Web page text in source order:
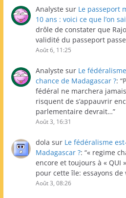
Analyste sur Le passeport
10 ans : voici ce que l’on
drôle de constater que
validité du passeport
Août 6, 11:25
Analyste sur Le
chance de Madagascar ?: “
fédéral ne marchera
risquent de s’appauvrir
parlementaire devrait…”
Août 3, 16:31
dola sur Le fédéralisme
Madagascar ?: “« regime
encore et toujours à « QUI
pour cette île: essayons de
Août 3, 08:26